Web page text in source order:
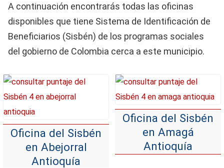
A continuación encontrarás todas las oficinas
disponibles que tiene Sistema de Identificación de
Beneficiarios (Sisbén) de los programas sociales
del gobierno de Colombia cerca a este municipio.
Oficina del Sisbén
en Abejorral
Antioquía
Oficina del Sisbén
en Amagá
Antioquía